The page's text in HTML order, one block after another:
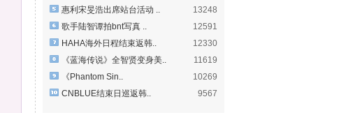
13248
惠利宋旻浩出席站台活动 ..
12591
歌手陆智谭拍bnt写真 ..
12330
HAHA海外日程结束返韩..
11619
《蓝海传说》全智贤变身美..
10269
《Phantom Sin..
9567
CNBLUE结束日巡返韩..